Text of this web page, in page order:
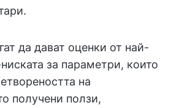
да дават оценки от най-
за параметри, които
на
получени ползи,